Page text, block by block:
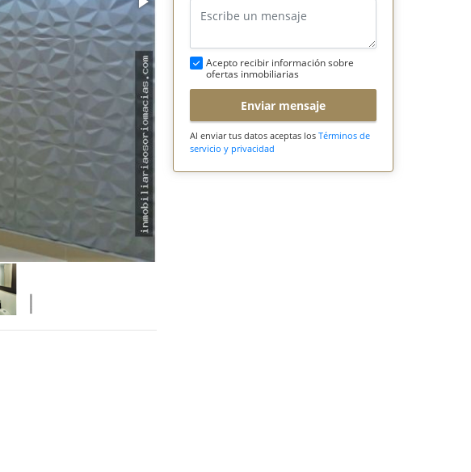
Acepto recibir información sobre
ofertas inmobiliarias
Enviar mensaje
Al enviar tus datos aceptas los Términos de
servicio y privacidad